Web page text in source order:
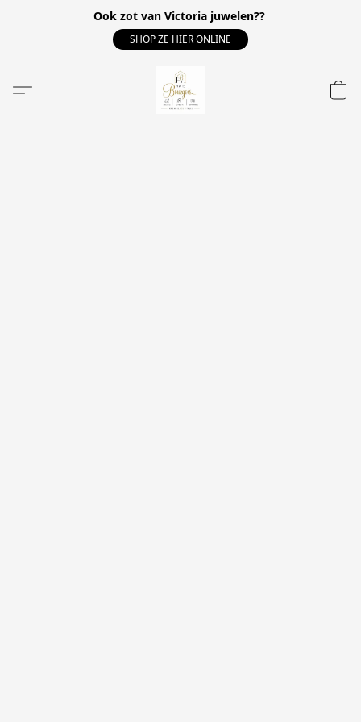
Ook zot van Victoria juwelen??
SHOP ZE HIER ONLINE